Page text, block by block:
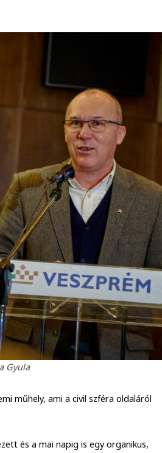
Gyula
műhely, ami a civil szféra oldaláról
és a mai napig is egy organikus,